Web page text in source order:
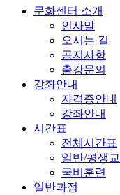
문화센터 소개
인사말
오시는 길
공지사항
출강문의
강좌안내
자격증안내
강좌안내
시간표
전체시간표
일반/평생
국비훈련
일반과정